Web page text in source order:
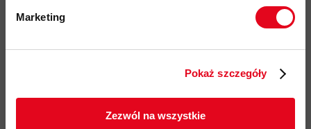
Marketing
Pokaż szczegóły
Zezwól na wszystkie
Skarpety Mammut All-
Mountain Targeted
Skarpety Mammut All-
Mountain Targeted
89,00 zł
SUMMER SALE 2026
zgodnie z Polityką prywatności.